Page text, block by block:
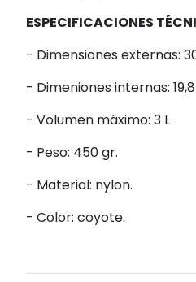
ESPECIFICACIONES
- Dimensiones externas:
- Dimeniones internas:
- Volumen máximo: 3 L
- Peso: 450 gr.
- Material: nylon.
- Color: coyote.